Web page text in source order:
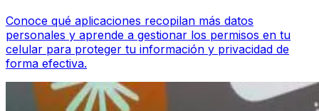
Conoce qué aplicaciones recopilan más datos
personales y aprende a gestionar los permisos en tu
celular para proteger tu información y privacidad de
forma efectiva.